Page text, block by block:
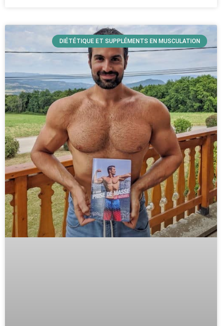
DIÉTÉTIQUE ET SUPPLÉMENTS EN MUSCULATION